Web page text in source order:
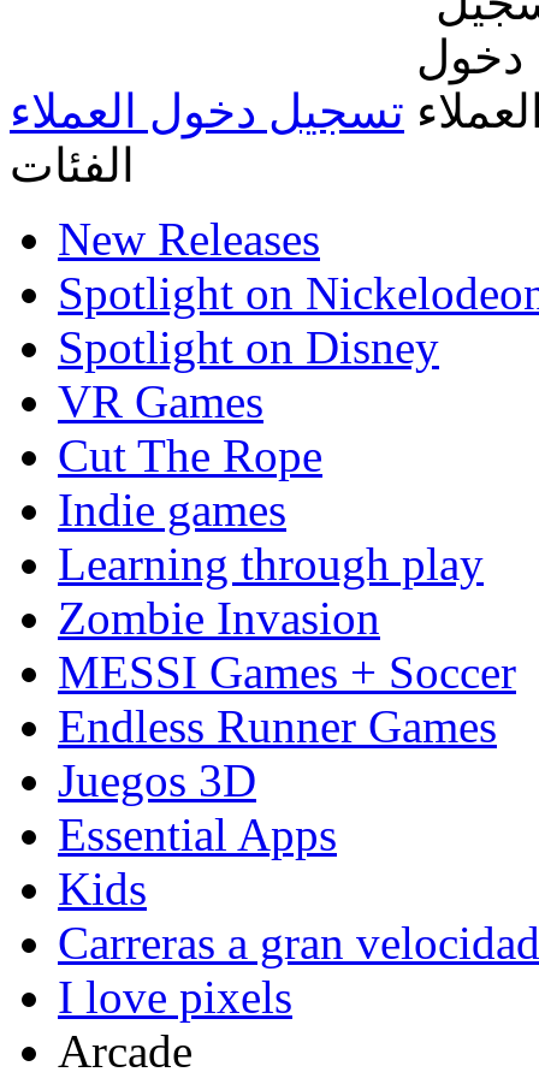
تسجيل دخول العملاء
الفئات
New Releases
Spotlight on
Spotlight on Disney
VR Games
Cut The Rope
Indie games
Learning through play
Zombie Invasion
MESSI Games + Soccer
Endless Runner Games
Juegos 3D
Essential Apps
Kids
Carreras a gran velocidad
I love pixels
Arcade